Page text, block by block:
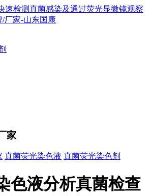
家
真菌荧光染色液 真菌荧光染色剂
色液分析真菌检查